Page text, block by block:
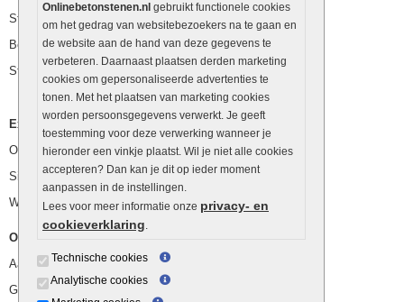
Onlinebetonstenen.nl gebruikt functionele cookies
om het gedrag van websitebezoekers na te gaan en
de website aan de hand van deze gegevens te
verbeteren. Daarnaast plaatsen derden marketing
cookies om gepersonaliseerde advertenties te
tonen. Met het plaatsen van marketing cookies
worden persoonsgegevens verwerkt. Je geeft
toestemming voor deze verwerking wanneer je
hieronder een vinkje plaatst. Wil je niet alle cookies
accepteren? Dan kan je dit op ieder moment
aanpassen in de instellingen.
Lees voor meer informatie onze privacy- en
cookieverklaring.
Technische cookies
Analytische cookies
Stapelblokken
Betonblokken
Stapelstenen
Extra benodigdheden
Ophoogzand
Siergrind en siersplit
Waterafvoer
Overig
Aanbiedingen
Goedkope bestrating